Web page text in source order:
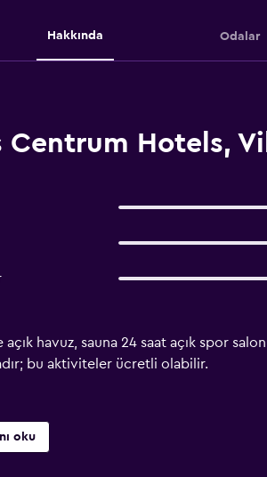
Hakkında Odalar
Centrum Hotels,
açık havuz, sauna 24 saat açık spor
bu aktiviteler ücretli olabilir.
oku